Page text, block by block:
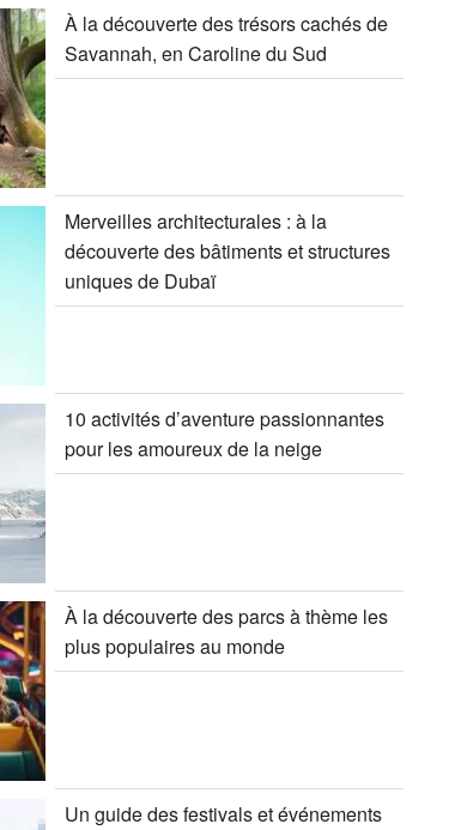
À la découverte des trésors cachés de
Savannah, en Caroline du Sud
Merveilles architecturales : à la
découverte des bâtiments et structures
uniques de Dubaï
10 activités d’aventure passionnantes
pour les amoureux de la neige
À la découverte des parcs à thème les
plus populaires au monde
Un guide des festivals et événements